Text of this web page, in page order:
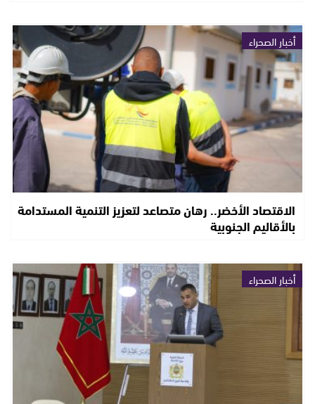
أخبار الصحراء
الاقتصاد الأخضر.. رهان متصاعد لتعزيز التنمية المستدامة
بالأقاليم الجنوبية
أخبار الصحراء